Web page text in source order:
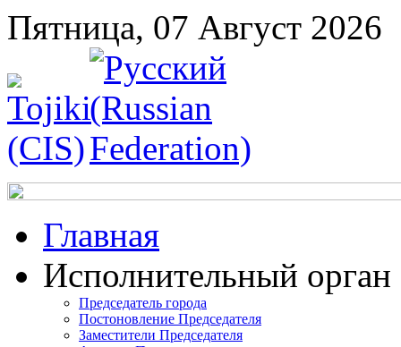
Пятница, 07 Август 2026
Главная
Исполнительный орган
Председатель города
Постоновление Председателя
Заместители Председателя